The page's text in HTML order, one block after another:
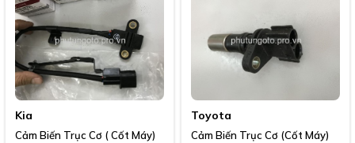
Kia
Cảm Biến Trục Cơ ( Cốt Máy)
Toyota
Cảm Biến Trục Cơ (Cốt Máy)